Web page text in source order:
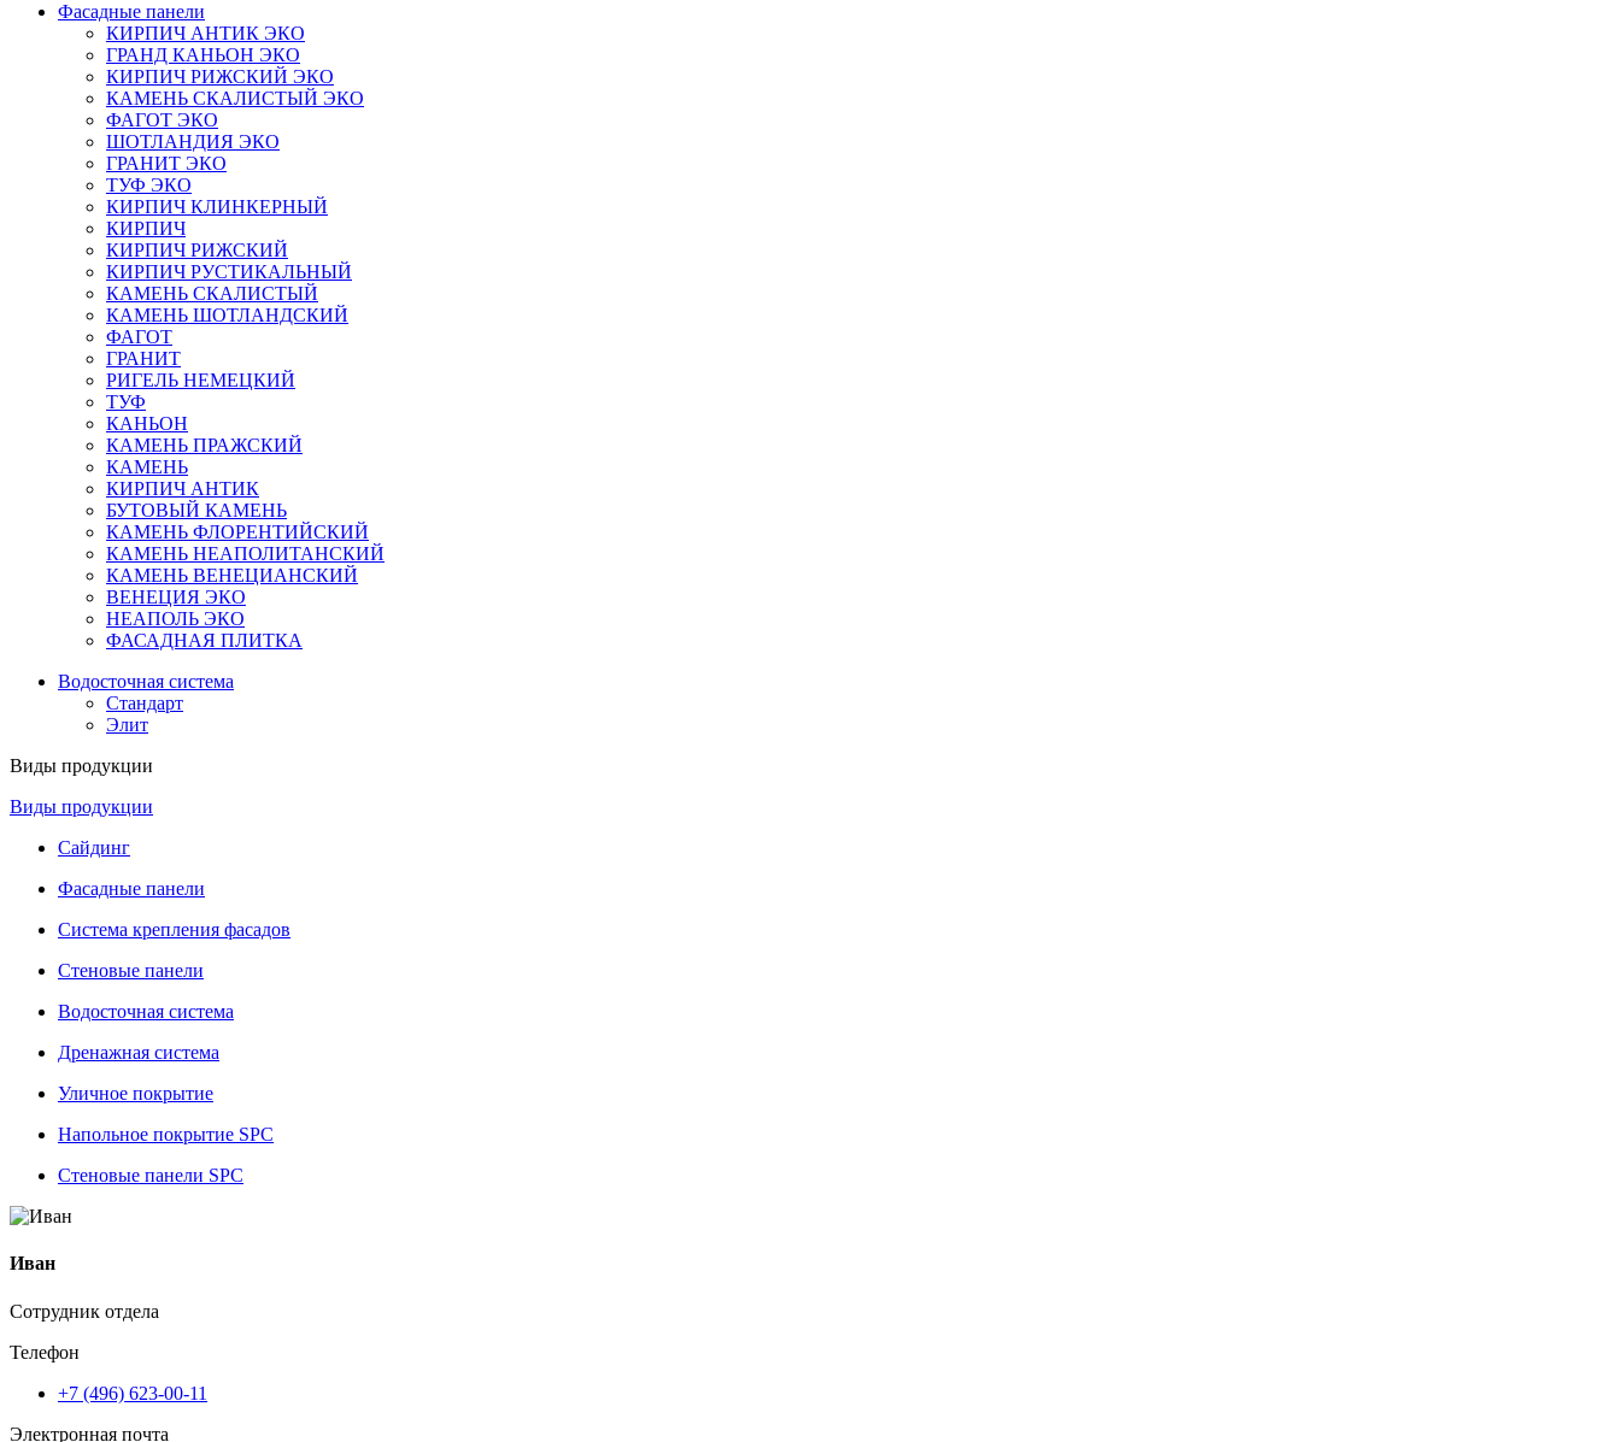
Фасадные панели
КИРПИЧ АНТИК ЭКО
ГРАНД КАНЬОН ЭКО
КИРПИЧ РИЖСКИЙ ЭКО
КАМЕНЬ СКАЛИСТЫЙ ЭКО
ФАГОТ ЭКО
ШОТЛАНДИЯ ЭКО
ГРАНИТ ЭКО
ТУФ ЭКО
КИРПИЧ КЛИНКЕРНЫЙ
КИРПИЧ
КИРПИЧ РИЖСКИЙ
КИРПИЧ РУСТИКАЛЬНЫЙ
КАМЕНЬ СКАЛИСТЫЙ
КАМЕНЬ ШОТЛАНДСКИЙ
ФАГОТ
ГРАНИТ
РИГЕЛЬ НЕМЕЦКИЙ
ТУФ
КАНЬОН
КАМЕНЬ ПРАЖСКИЙ
КАМЕНЬ
КИРПИЧ АНТИК
БУТОВЫЙ КАМЕНЬ
КАМЕНЬ ФЛОРЕНТИЙСКИЙ
КАМЕНЬ НЕАПОЛИТАНСКИЙ
КАМЕНЬ ВЕНЕЦИАНСКИЙ
ВЕНЕЦИЯ ЭКО
НЕАПОЛЬ ЭКО
ФАСАДНАЯ ПЛИТКА
Водосточная система
Стандарт
Элит
Виды продукции
Виды продукции
Сайдинг
Фасадные панели
Система крепления фасадов
Стеновые панели
Водосточная система
Дренажная система
Уличное покрытие
Напольное покрытие SPC
Стеновые панели SPC
Иван
Сотрудник отдела
Телефон
+7 (496) 623-00-11
Электронная почта